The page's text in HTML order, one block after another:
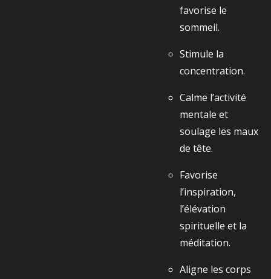
favorise le
sommeil.
Stimule la
concentration.
Calme l’activité
mentale et
soulage les maux
de tête.
Favorise
l’inspiration,
l’élévation
spirituelle et la
méditation.
Aligne les corps